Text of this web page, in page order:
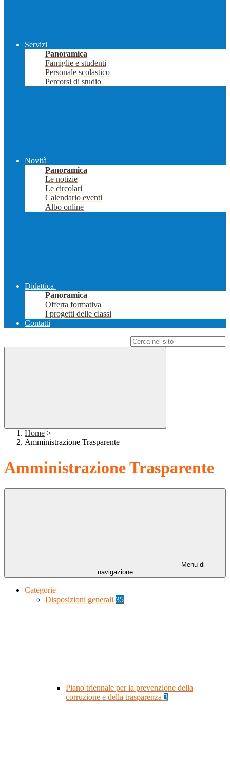
Servizi
Panoramica
Famiglie e studenti
Personale scolastico
Percorsi di studio
Novità
Panoramica
Le notizie
Le circolari
Calendario eventi
Albo online
Didattica
Panoramica
Offerta formativa
I progetti delle classi
Contatti
Home >
Amministrazione Trasparente
Amministrazione Trasparente
Menu di
navigazione
Categorie
Disposizioni generali 35
Piano triennale per la prevenzione della
corruzione e della trasparenza 3